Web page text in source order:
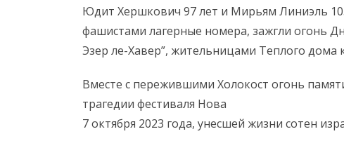
Юдит Хершкович 97 лет и Мирьям Линиэль
фашистами лагерные номера, зажгли огонь
Эзер ле-Хавер”, жительницами Теплого дома
Вместе с пережившими Холокост огонь
трагедии фестиваля Нова
7 октября 2023 года, унесшей жизни сотен